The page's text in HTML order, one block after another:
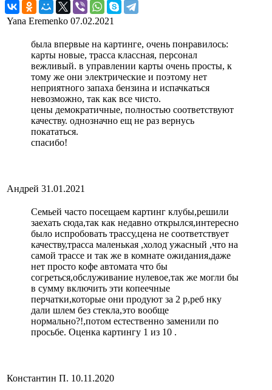
Yana Eremenko 07.02.2021
была впервые на картинге, очень понравилось:
карты новые, трасса классная, персонал
вежливый. в управлении карты очень просты, к
тому же они электрические и поэтому нет
неприятного запаха бензина и испачкаться
невозможно, так как все чисто.
цены демократичные, полностью соответствуют
качеству. однозначно ещ не раз вернусь
покататься.
спасибо!
Андрей 31.01.2021
Семьей часто посещаем картинг клубы,решили
заехать сюда,так как недавно открылся,интересно
было испробовать трассу,цена не соответствует
качеству,трасса маленькая ,холод ужасный ,что на
самой трассе и так же в комнате ожидания,даже
нет просто кофе автомата что бы
согреться,обслуживание нулевое,так же могли бы
в сумму включить эти копеечные
перчатки,которые они продуют за 2 р,реб нку
дали шлем без стекла,это вообще
нормально?!,потом естественно заменили по
просьбе. Оценка картингу 1 из 10 .
Константин П. 10.11.2020